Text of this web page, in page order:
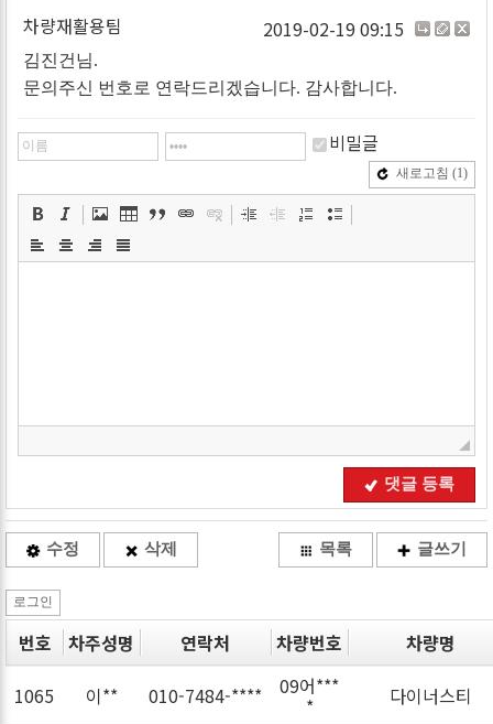
차량재활용팀 2019-02-19 09:15
김진건님.
문의주신 번호로 연락드리겠습니다. 감사합니다.
비밀글
새로고침 (1)
댓글 등록
수정 삭제 목록 글쓰기
로그인
번호 차주성명 연락처 차량번호
차량명
1065
이** 010-7484-**** 09어***
* 다이너스티